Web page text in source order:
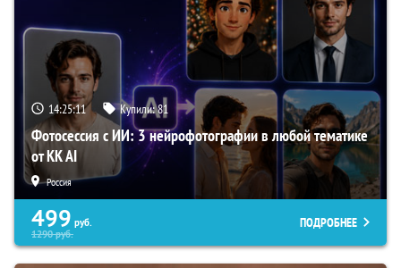
14:25:10 Купили:81
Фотосессия с ИИ: 3 нейрофотографии в любой тематике
от KK AI
Россия
499 руб.
1290руб.
ПОДРОБНЕЕ